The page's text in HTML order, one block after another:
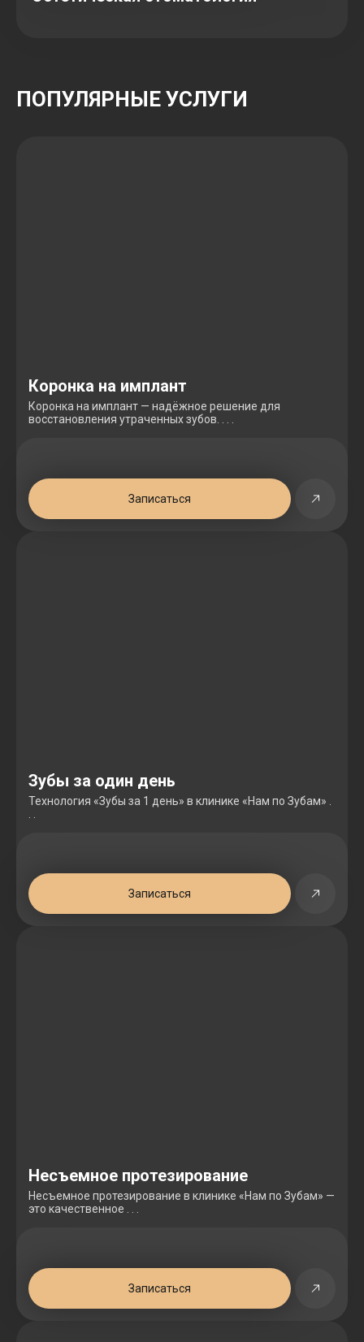
ПОПУЛЯРНЫЕ УСЛУГИ
Коронка на имплант
Коронка на имплант — надёжное решение для
восстановления утраченных зубов. . . .
Записаться
Зубы за один день
Технология «Зубы за 1 день» в клинике «Нам по Зубам» .
Записаться
Несъемное протезирование
Несъемное протезирование в клинике «Нам по Зубам» —
это качественное . . .
Записаться